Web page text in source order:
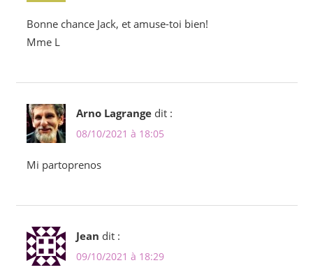
Bonne chance Jack, et amuse-toi bien!
Mme L
Arno Lagrange dit :
08/10/2021 à 18:05
Mi partoprenos
Jean dit :
09/10/2021 à 18:29